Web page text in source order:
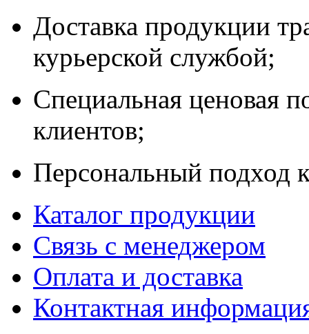
Доставка продукции
курьерской службой;
Специальная ценовая
клиентов;
Персональный подход
Каталог продукции
Связь с менеджером
Оплата и доставка
Контактная